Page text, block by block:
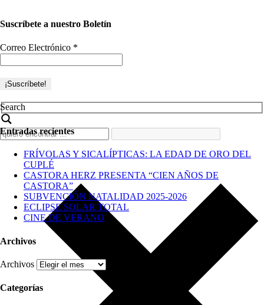
Suscríbete a nuestro Boletín
Correo Electrónico *
Search
Entradas recientes
FRÍVOLAS Y SICALÍPTICAS: LA EDAD DE ORO DEL
CUPLÉ
CASTORA HERZ PRESENTA “CIEN AÑOS DE
CASTORA”
SUBVENCIÓN NATALIDAD 2025-2026
ECLIPSE SOLAR TOTAL
CINE DE VERANO
Archivos
Archivos
Categorías